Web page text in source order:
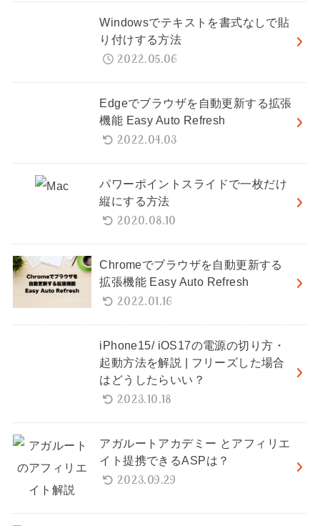
Windowsでテキストを書式なしで貼
り付けする方法
2022.05.06
Edgeでブラウザを自動更新する拡張
機能 Easy Auto Refresh
2022.04.03
パワーポイントスライドで一枚だけ
縦にする方法
2020.08.10
Chromeでブラウザを自動更新する
拡張機能 Easy Auto Refresh
2022.01.16
iPhone15/ iOS17の電源の切り方・
起動方法を解説 | フリーズした場合
はどうしたらいい？
2023.10.18
アガルートアカデミー とアフィリエ
イト提携できるASPは？
2023.09.29